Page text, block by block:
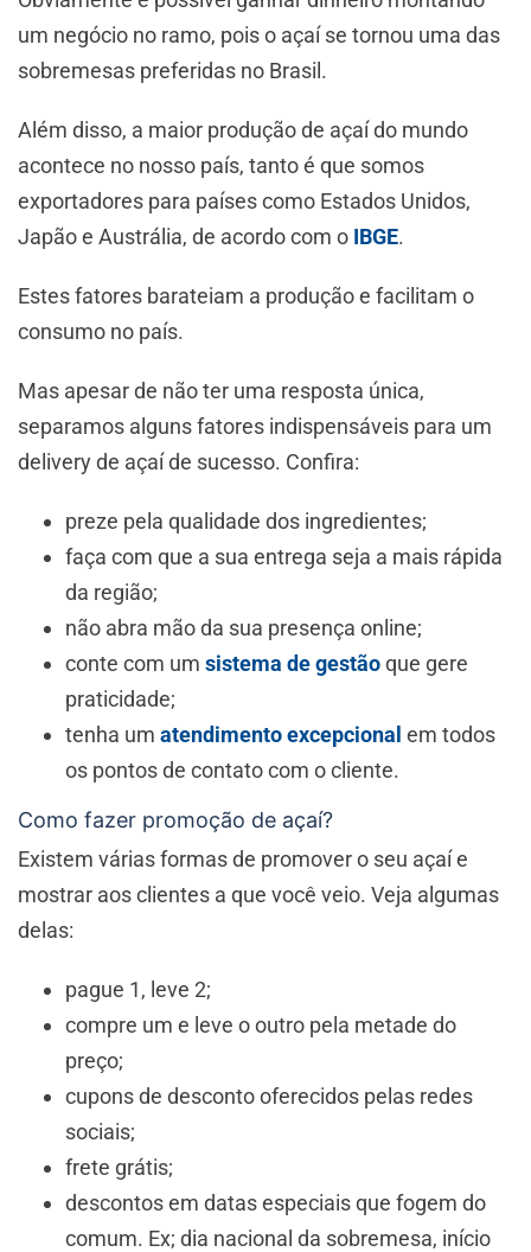
um negócio no ramo, pois o açaí se tornou uma das
sobremesas preferidas no Brasil.
Além disso, a maior produção de açaí do mundo
acontece no nosso país, tanto é que somos
exportadores para países como Estados Unidos,
Japão e Austrália, de acordo com o IBGE.
Estes fatores barateiam a produção e facilitam o
consumo no país.
Mas apesar de não ter uma resposta única,
separamos alguns fatores indispensáveis para um
delivery de açaí de sucesso. Confira:
preze pela qualidade dos ingredientes;
faça com que a sua entrega seja a mais rápida
da região;
não abra mão da sua presença online;
conte com um sistema de gestãoque gere
praticidade;
tenha um atendimento excepcional em todos
os pontos de contato com o cliente.
Como fazer promoção de açaí?
Existem várias formas de promover o seu açaí e
mostrar aos clientes a que você veio. Veja algumas
delas:
pague 1, leve 2;
compre um e leve o outro pela metade do
preço;
cupons de desconto oferecidos pelas redes
sociais;
frete grátis;
descontos em datas especiais que fogem do
comum. Ex; dia nacional da sobremesa, início